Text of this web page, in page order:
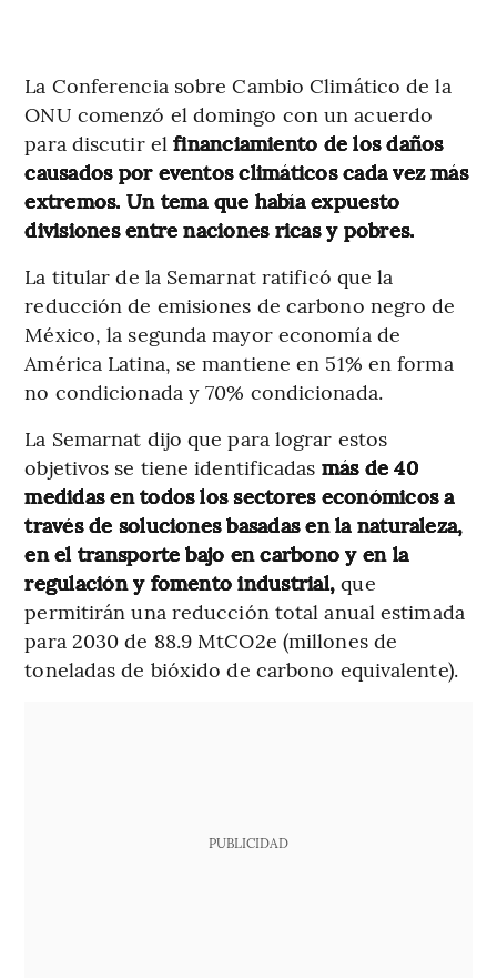
La Conferencia sobre Cambio Climático de la
ONU comenzó el domingo con un acuerdo
para discutir elfinanciamiento de los daños
causados por eventos climáticos cada vez más
extremos. Un tema que había expuesto
divisiones entre naciones ricas y pobres.
La titular de la Semarnat ratificó que la
reducción de emisiones de carbono negro de
México, la segunda mayor economía de
América Latina, se mantiene en 51% en forma
no condicionada y 70% condicionada.
La Semarnat dijo que para lograr estos
objetivos se tiene identificadas más de 40
medidas en todos los sectores económicos a
través de soluciones basadas en la naturaleza,
en el transporte bajo en carbono y en la
regulación y fomento industrial,que
permitirán una reducción total anual estimada
para 2030 de 88.9 MtCO2e (millones de
toneladas de bióxido de carbono equivalente).
PUBLICIDAD